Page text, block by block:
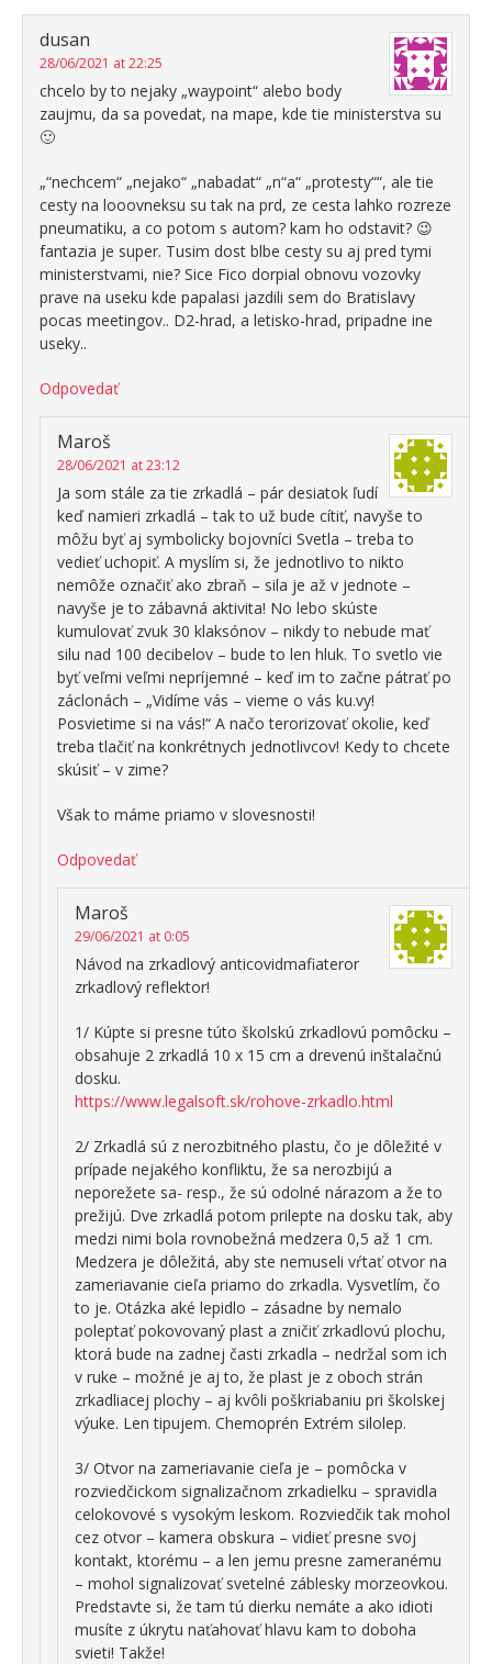
dusan
28/06/2021 at 22:25
chcelo by to nejaky „waypoint“ alebo body
zaujmu, da sa povedat, na mape, kde tie ministerstva su
🙂
„“nechcem“ „nejako“ „nabadat“ „n“a“ „protesty““, ale tie
cesty na looovneksu su tak na prd, ze cesta lahko rozreze
pneumatiku, a co potom s autom? kam ho odstavit? 😉
fantazia je super. Tusim dost blbe cesty su aj pred tymi
ministerstvami, nie? Sice Fico dorpial obnovu vozovky
prave na useku kde papalasi jazdili sem do Bratislavy
pocas meetingov.. D2-hrad, a letisko-hrad, pripadne ine
useky..
Odpovedať
Maroš
28/06/2021 at 23:12
Ja som stále za tie zrkadlá – pár desiatok ľudí
keď namieri zrkadlá – tak to už bude cítiť, navyše to
môžu byť aj symbolicky bojovníci Svetla – treba to
vedieť uchopiť. A myslím si, že jednotlivo to nikto
nemôže označiť ako zbraň – sila je až v jednote –
navyše je to zábavná aktivita! No lebo skúste
kumulovať zvuk 30 klaksónov – nikdy to nebude mať
silu nad 100 decibelov – bude to len hluk. To svetlo vie
byť veľmi veľmi nepríjemné – keď im to začne pátrať po
záclonách – „Vidíme vás – vieme o vás ku.vy!
Posvietime si na vás!“ A načo terorizovať okolie, keď
treba tlačiť na konkrétnych jednotlivcov! Kedy to chcete
skúsiť – v zime?
Však to máme priamo v slovesnosti!
Odpovedať
Maroš
29/06/2021 at 0:05
Návod na zrkadlový anticovidmafiateror
zrkadlový reflektor!
1/ Kúpte si presne túto školskú zrkadlovú pomôcku –
obsahuje 2 zrkadlá 10 x 15 cm a drevenú inštalačnú
dosku.
https://www.legalsoft.sk/rohove-zrkadlo.html
2/ Zrkadlá sú z nerozbitného plastu, čo je dôležité v
prípade nejakého konfliktu, že sa nerozbijú a
neporežete sa- resp., že sú odolné nárazom a že to
prežijú. Dve zrkadlá potom prilepte na dosku tak, aby
medzi nimi bola rovnobežná medzera 0,5 až 1 cm.
Medzera je dôležitá, aby ste nemuseli vŕtať otvor na
zameriavanie cieľa priamo do zrkadla. Vysvetlím, čo
to je. Otázka aké lepidlo – zásadne by nemalo
poleptať pokovovaný plast a zničiť zrkadlovú plochu,
ktorá bude na zadnej časti zrkadla – nedržal som ich
v ruke – možné je aj to, že plast je z oboch strán
zrkadliacej plochy – aj kvôli poškriabaniu pri školskej
výuke. Len tipujem. Chemoprén Extrém silolep.
3/ Otvor na zameriavanie cieľa je – pomôcka v
rozviedčickom signalizačnom zrkadielku – spravidla
celokovové s vysokým leskom. Rozviedčik tak mohol
cez otvor – kamera obskura – vidieť presne svoj
kontakt, ktorému – a len jemu presne zameranému
– mohol signalizovať svetelné záblesky morzeovkou.
Predstavte si, že tam tú dierku nemáte a ako idioti
musíte z úkrytu naťahovať hlavu kam to doboha
svieti! Takže!